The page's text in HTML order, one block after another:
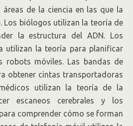
áreas de la ciencia en las que la
Los biólogos utilizan la teoría de
la estructura del ADN. Los
utilizan la teoría para planificar
robots móviles. Las bandas de
obtener cintas transportadoras
utilizan la teoría de la
escaneos cerebrales y los
comprender cómo se forman